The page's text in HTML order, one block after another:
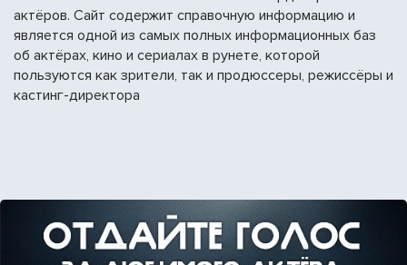
актёров. Сайт содержит справочную информацию и
является одной из самых полных информационных баз
об актёрах, кино и сериалах в рунете, которой
пользуются как зрители, так и продюссеры, режиссёры и
кастинг-директора